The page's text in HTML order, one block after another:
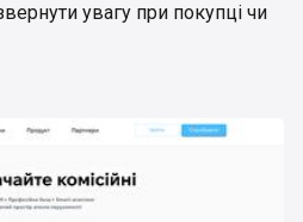
увагу при покупці чи